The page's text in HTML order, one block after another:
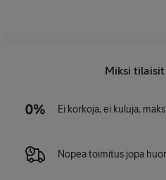
Miksi
Ei korkoja, ei kuluja,
Nopea toimitus jopa